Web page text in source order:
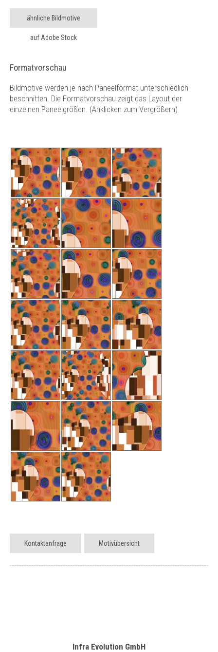
ähnliche Bildmotive
auf Adobe Stock
Formatvorschau
Bildmotive werden je nach Paneelformat unterschiedlich
beschnitten. Die Formatvorschau zeigt das Layout der
einzelnen Paneelgrößen. (Anklicken zum Vergrößern)
Kontaktanfrage Motivübersicht
Infra Evolution GmbH